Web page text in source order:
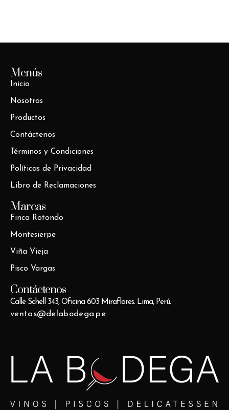
Menús
Inicio
Nosotros
Productos
Contáctenos
Términos y Condiciones
Políticas de Privacidad
Libro de Reclamaciones
Marcas
Finca Rotondo
Montesierpe
Viña Vieja
Pisco Vargas
Contáctenos
Calle Schell 343, Oficina 603 Miraflores. Lima, Perú.
ventas@delabodega.pe